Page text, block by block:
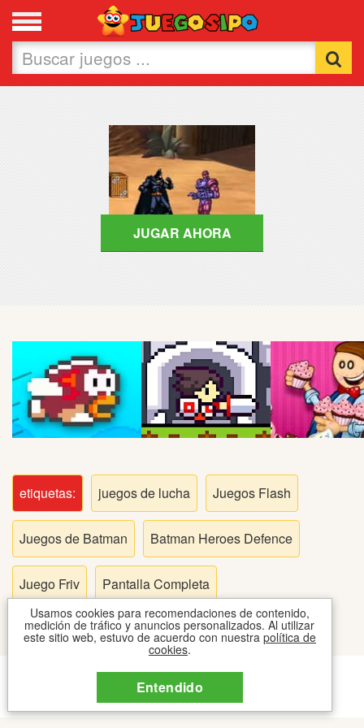
Favoritos
Nuevos
Carros
Peleas
Deportes
Puntería
Puzzles
Logica
Arcade
Motos
JUGAR AHORA
Usamos cookies para recomendaciones de contenido,
medición de tráfico y anuncios personalizados. Al utilizar
este sitio web, estuvo de acuerdo con nuestra política de
cookies.
Entendido
etiquetas: juegos de lucha Juegos Flash
Juegos de Batman Batman Heroes Defence
Juego Friv Pantalla Completa
CONTACTO COOKIES TOS
2026 © JUEGOSIPO JUEGOS